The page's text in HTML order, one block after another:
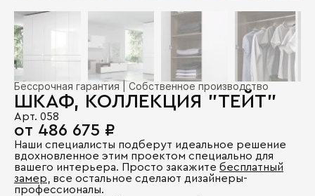
Бессрочная гарантия | Собственное производство
ШКАФ, КОЛЛЕКЦИЯ "ТЕЙТ"
Арт. 058
от 486 675 ₽
Наши специалисты подберут идеальное решение
вдохновленное этим проектом специально для
вашего интерьера. Просто закажите бесплатный
замер , все остальное сделают дизайнеры-
профессионалы.